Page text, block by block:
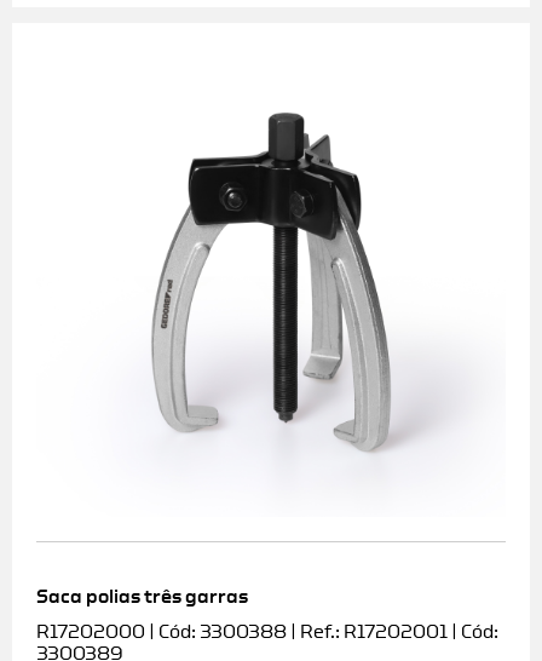
Saca polias três garras
R17202000 | Cód: 3300388 | Ref.: R17202001 | Cód:
3300389